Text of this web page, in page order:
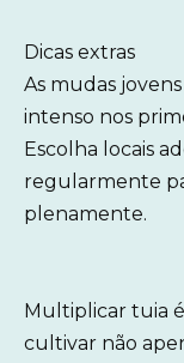
Dicas extras
As mudas
intenso nos
Escolha locais
regularmente
plenamente.
Multiplicar tuia
cultivar não